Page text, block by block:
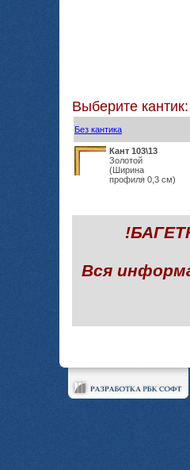
Выберите кантик:
Без кантика
Кант 103\13
Золотой
(Ширина
профиля 0,3 см)
Вся